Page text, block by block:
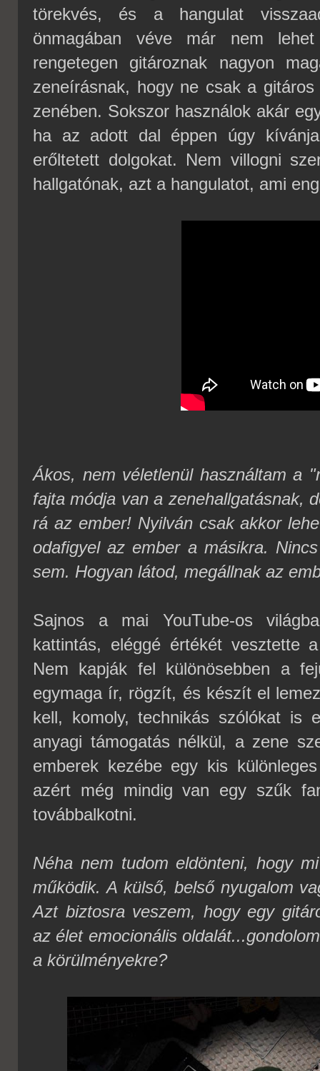
törekvés, és a hangulat
önmagában véve már nem
rengetegen gitároznak nagyon
zeneírásnak, hogy ne csak a
zenében. Sokszor használok akár
ha az adott dal éppen úgy
erőltetett dolgokat. Nem villogni
hallgatónak, azt a hangulatot, ami
Ákos, nem véletlenül használtam a
fajta módja van a zenehallgatásnak,
rá az ember! Nyilván csak akkor
odafigyel az ember a másikra.
sem. Hogyan látod, megállnak az
Sajnos a mai YouTube-os
kattintás, eléggé értékét vesztette
Nem kapják fel különösebben a
egymaga ír, rögzít, és készít el
kell, komoly, technikás szólókat is
anyagi támogatás nélkül, a zene
emberek kezébe egy kis
azért még mindig van egy szűk
továbbalkotni.
Néha nem tudom eldönteni, hogy
működik. A külső, belső nyugalom
Azt biztosra veszem, hogy egy
az élet emocionális
a körülményekre?